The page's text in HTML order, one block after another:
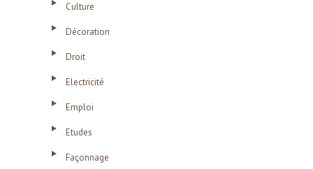
Culture
Décoration
Droit
Electricité
Emploi
Etudes
Façonnage